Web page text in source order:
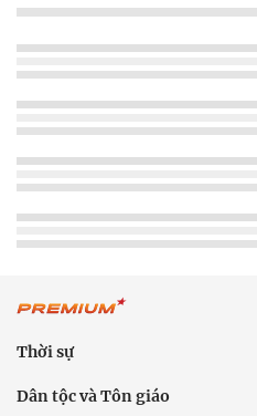
Thời sự
Dân tộc và Tôn giáo